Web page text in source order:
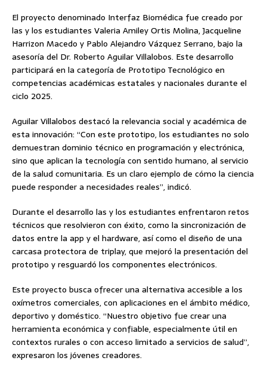
El proyecto denominado Interfaz Biomédica fue creado por
las y los estudiantes Valeria Amiley Ortis Molina, Jacqueline
Harrizon Macedo y Pablo Alejandro Vázquez Serrano, bajo la
asesoría del Dr. Roberto Aguilar Villalobos. Este desarrollo
participará en la categoría de Prototipo Tecnológico en
competencias académicas estatales y nacionales durante el
ciclo 2025.
Aguilar Villalobos destacó la relevancia social y académica de
esta innovación: “Con este prototipo, los estudiantes no solo
demuestran dominio técnico en programación y electrónica,
sino que aplican la tecnología con sentido humano, al servicio
de la salud comunitaria. Es un claro ejemplo de cómo la ciencia
puede responder a necesidades reales”, indicó.
Durante el desarrollo las y los estudiantes enfrentaron retos
técnicos que resolvieron con éxito, como la sincronización de
datos entre la app y el hardware, así como el diseño de una
carcasa protectora de triplay, que mejoró la presentación del
prototipo y resguardó los componentes electrónicos.
Este proyecto busca ofrecer una alternativa accesible a los
oxímetros comerciales, con aplicaciones en el ámbito médico,
deportivo y doméstico. “Nuestro objetivo fue crear una
herramienta económica y confiable, especialmente útil en
contextos rurales o con acceso limitado a servicios de salud”,
expresaron los jóvenes creadores.